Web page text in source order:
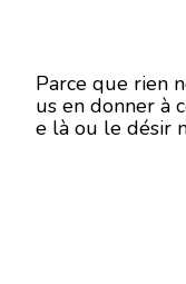
Parce que rien
us en donner à
e là ou le désir